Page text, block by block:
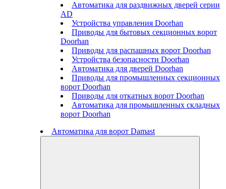
Автоматика для раздвижных дверей серии
AD
Устройства управления Doorhan
Приводы для бытовых секционных ворот
Doorhan
Приводы для распашных ворот Doorhan
Устройства безопасности Doorhan
Автоматика для дверей Doorhan
Приводы для промышленных секционных
ворот Doorhan
Приводы для откатных ворот Doorhan
Автоматика для промышленных складных
ворот Doorhan
Автоматика для ворот Damast